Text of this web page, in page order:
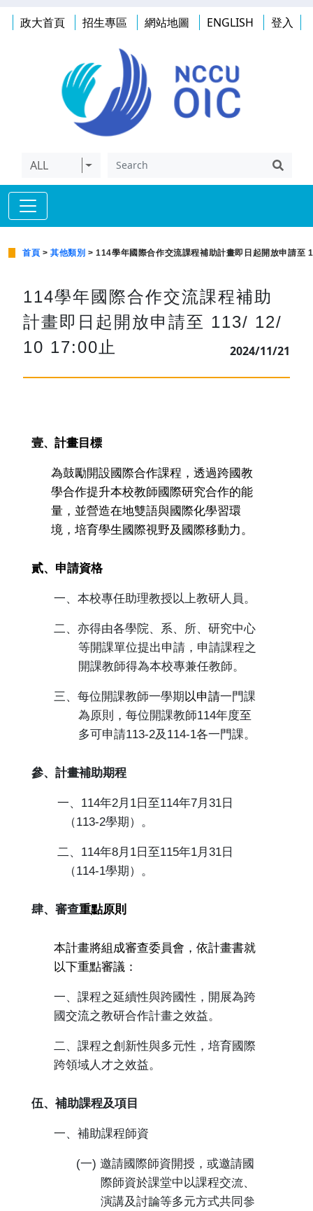
政大首頁 招生專區 網站地圖 ENGLISH 登入
ALL
首頁 >其他類別 > 114學年國際合作交流課程補助計畫即日起開放申請至
114學年國際合作交流課程補助
計畫即日起開放申請至 113/ 12/
10 17:00止
2024/11/21
壹、 計畫目標
為鼓勵開設國際合作課程，透過跨國教
學合作提升本校教師國際研究合作的能
量，並營造在地雙語與國際化學習環
境，培育學生國際視野及國際移動力。
貳、申請資格
一、本校專任助理教授以上教研人員。
二、亦得由各學院、系、所、研究中心
等開課單位提出申請，申請課程之
開課教師得為本校專兼任教師。
三、每位開課教師一學期以申請一門課
為原則，每位開課教師114年度至
多可申請113-2及 114-1各一門課。
參、計畫補助期程
一、 114年2月 1 日至114年7月31 日
（113-2學期）。
二、 114年8月 1 日至115年1月31 日
（114-1學期） 。
肆、審查重點原則
本計畫將組成審查委員會，依計畫書就
以下重點審議：
一、課程之延續性與跨國性，開展為跨
國交流之教研合作計畫之效益。
二、課程之創新性與多元性，培育國際
跨領域人才之效益。
伍、補助課程及項目
一、補助課程師資
(一) 邀請國際師資開授，或邀請國
際師資於課堂中以課程交流、
演講及討論等多元方式共同參